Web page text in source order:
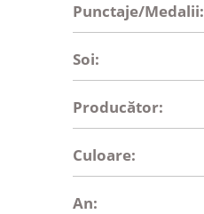
Punctaje/Medalii:
Soi:
Producător:
Culoare:
An: